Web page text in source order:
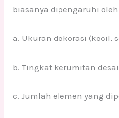
biasanya dipengaruhi oleh:
a. Ukuran dekorasi (kecil,
b. Tingkat kerumitan
c. Jumlah elemen yang